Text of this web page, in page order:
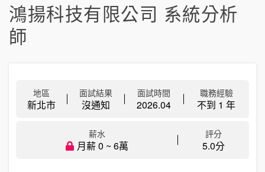
鴻揚科技有限公司 系統分析
師
地區
新北市
面試結果
沒通知
面試時間
2026.04
職務經驗
不到 1 年
薪水
月薪 0 ~ 6萬
評分
5.0分